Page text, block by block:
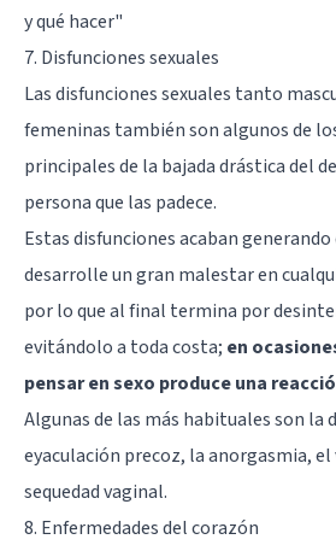
y qué hacer"
7. Disfunciones sexuales
Las disfunciones sexuales tanto
femeninas también son algunos de
principales de la bajada drástica del
persona que las padece.
Estas disfunciones acaban
desarrolle un gran malestar en
por lo que al final termina por
evitándolo a toda costa; en
pensar en sexo produce una
Algunas de las más habituales son la
eyaculación precoz, la anorgasmia,
sequedad vaginal.
8. Enfermedades del corazón